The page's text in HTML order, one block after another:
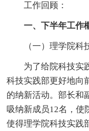
工作回顾：
一、下半年工作
（一）理学院科
为了给院科技实
科技实践部更好地向
的纳新活动。部长和
吸纳新成员12名，使
使得理学院科技实践